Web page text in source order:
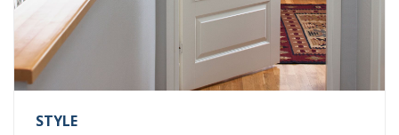
STYLE